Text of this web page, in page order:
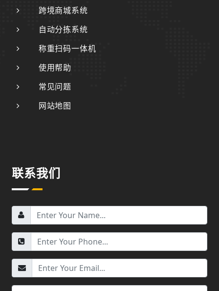
跨境商城系统
自动分拣系统
称重扫码一体机
使用帮助
常见问题
网站地图
联系我们